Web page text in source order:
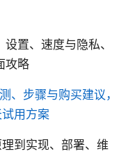
置、速度与隐私、
攻略
、步骤与购买建议，
用方案
到实现、部署、维